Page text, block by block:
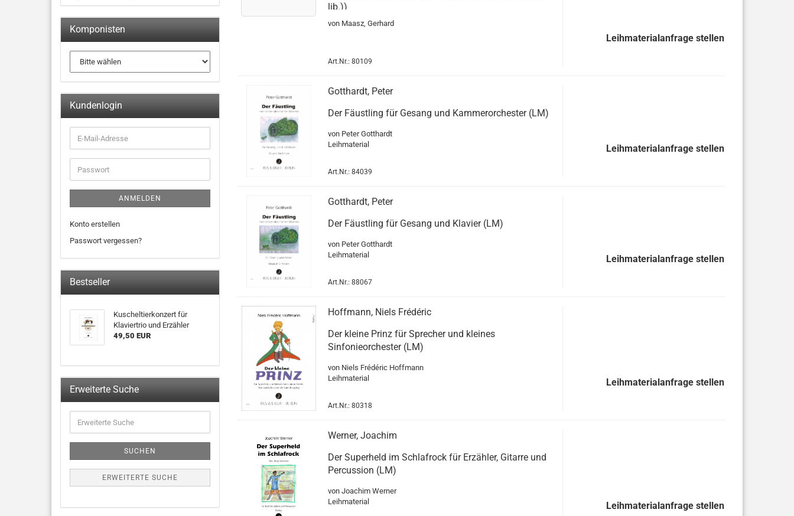
lib.))
von Maasz, Gerhard
Art.Nr.: 80109
Leihmaterialanfrage stellen
Gotthardt, Peter
Der Fäustling für Gesang und Kammerorchester (LM)
von Peter Gotthardt
Leihmaterial
Art.Nr.: 84039
Leihmaterialanfrage stellen
Gotthardt, Peter
Der Fäustling für Gesang und Klavier (LM)
von Peter Gotthardt
Leihmaterial
Art.Nr.: 88067
Leihmaterialanfrage stellen
Hoffmann, Niels Frédéric
Der kleine Prinz für Sprecher und kleines
Sinfonieorchester (LM)
von Niels Frédéric Hoffmann
Leihmaterial
Art.Nr.: 80318
Leihmaterialanfrage stellen
Werner, Joachim
Der Superheld im Schlafrock für Erzähler, Gitarre und
Percussion (LM)
von Joachim Werner
Leihmaterial
Leihmaterialanfrage stellen
Komponisten
Kundenlogin
ANMELDEN
Konto erstellen
Passwort vergessen?
Bestseller
Kuscheltierkonzert für
Klaviertrio und Erzähler
49,50 EUR
Erweiterte Suche
SUCHEN
ERWEITERTE SUCHE